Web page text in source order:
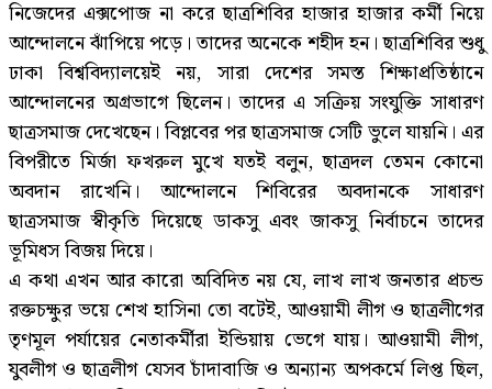
নিজেদের এক্সপোজ না করে ছাত্রশিবির হাজার হাজার কর্মী নিয়ে
আন্দোলনে ঝাঁপিয়ে পড়ে। তাদের অনেকে শহীদ হন। ছাত্রশিবির শুধু
ঢাকা বিশ্ববিদ্যালয়েই নয়, সারা দেশের সমস্ত শিক্ষাপ্রতিষ্ঠানে
আন্দোলনের অগ্রভাগে ছিলেন। তাদের এ সক্রিয় সংযুক্তি সাধারণ
ছাত্রসমাজ দেখেছেন। বিপ্লবের পর ছাত্রসমাজ সেটি ভুলে যায়নি। এর
বিপরীতে মির্জা ফখরুল মুখে যতই বলুন, ছাত্রদল তেমন কোনো
অবদান রাখেনি। আন্দোলনে শিবিরের অবদানকে সাধারণ
ছাত্রসমাজ স্বীকৃতি দিয়েছে ডাকসু এবং জাকসু নির্বাচনে তাদের
ভূমিধস বিজয় দিয়ে।
এ কথা এখন আর কারো অবিদিত নয় যে, লাখ লাখ জনতার প্রচন্ড
রক্তচক্ষুর ভয়ে শেখ হাসিনা তো বটেই, আওয়ামী লীগ ও ছাত্রলীগের
তৃণমূল পর্যায়ের নেতাকর্মীরা ইন্ডিয়ায় ভেগে যায়। আওয়ামী লীগ,
যুবলীগ ও ছাত্রলীগ যেসব চাঁদাবাজি ও অন্যান্য অপকর্মে লিপ্ত ছিল,